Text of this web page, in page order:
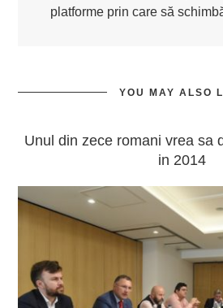
platforme prin care să
YOU MAY ALSO
Unul din zece romani vrea sa
in 2014